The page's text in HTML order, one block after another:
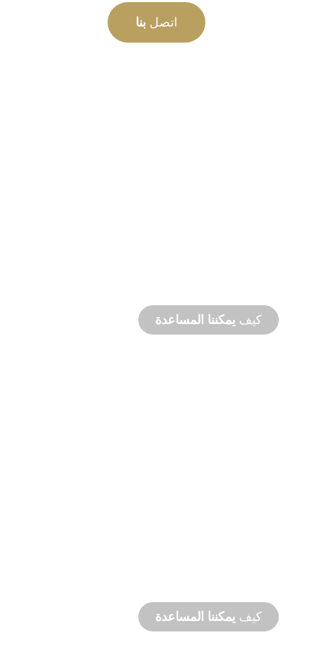
اتصل بنا
كيف يمكننا المساعدة
كيف يمكننا المساعدة